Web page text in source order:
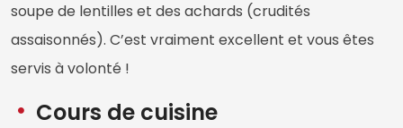
soupe de lentilles et des achards (crudités
assaisonnés). C’est vraiment excellent et vous êtes
servis à volonté !
Cours de cuisine